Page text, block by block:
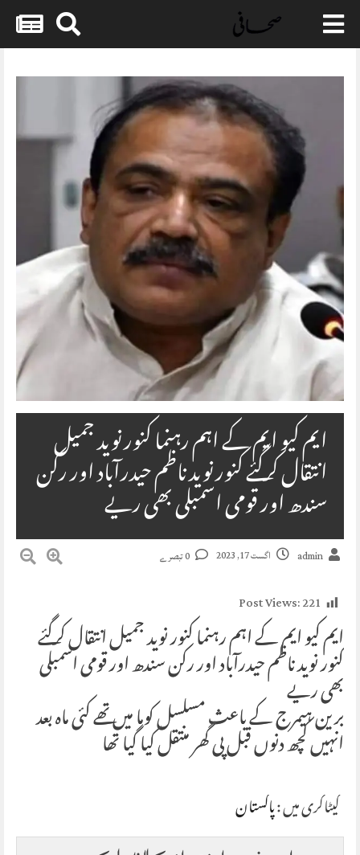
Skip
content
ایم کیو ایم کے اہم رہنما کنور نوید جمیل
انتقال کرگئے کنور نوید ناظم حیدرآباد اور رکن
سندھ اور قومی اسمبلی بھی ریے
admin اگست 17, 2023
Post Views:221
ایم کیو ایم کے اہم رہنما کنور نوید جمیل انتقال کرگئے
کنور نوید ناظم حیدرآباد اور رکن سندھ اور قومی اسمبلی
بھی ریے
برین ہیمرج کے باعث مسلسل کوما میں تھے کئی ماہ بعد
انہیں کچھ دنوں قبل پی گھر منتقل کیا گیا تھا
کیٹاگری میں :پاکستان